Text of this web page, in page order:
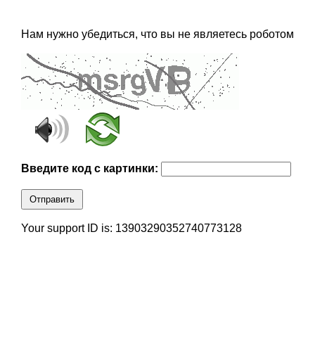
Нам нужно убедиться, что вы не являетесь роботом
Введите код с картинки:
Отправить
Your support ID is: 13903290352740773128